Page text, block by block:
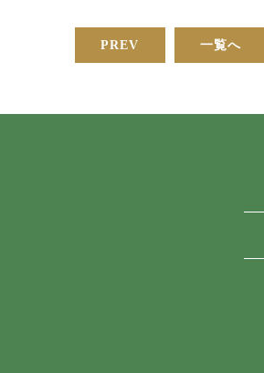
PREV 一覧へ